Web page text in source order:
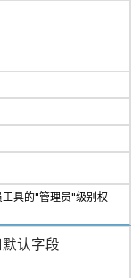
具的"管理员"级别权
认字段